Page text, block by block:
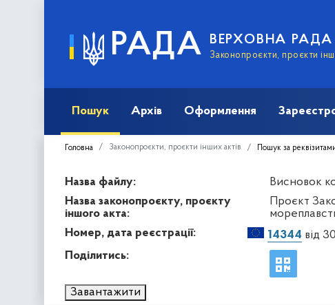
РАДА ВЕРХОВНА РАДА
Законопроєкти, проєкти
Пошук Архів Оформлення
Головна Законопроєкти, проєкти інших актів Пошук за
Назва файлу:
Висновок
Назва законопроєкту, проєкту
іншого акта:
Проєкт
Номер, дата реєстрації:
14344 від
Поділитись:
Завантажити